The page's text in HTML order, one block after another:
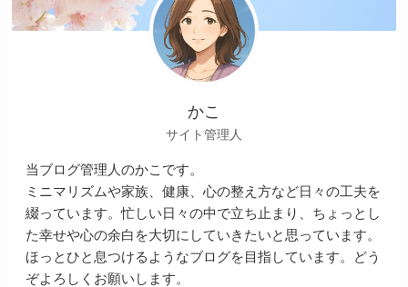
かこ
サイト管理人
当ブログ管理人のかこです。
ミニマリズムや家族、健康、心の整え方など日々の工夫を
綴っています。忙しい日々の中で立ち止まり、ちょっとし
た幸せや心の余白を大切にしていきたいと思っています。
ほっとひと息つけるようなブログを目指しています。どう
ぞよろしくお願いします。